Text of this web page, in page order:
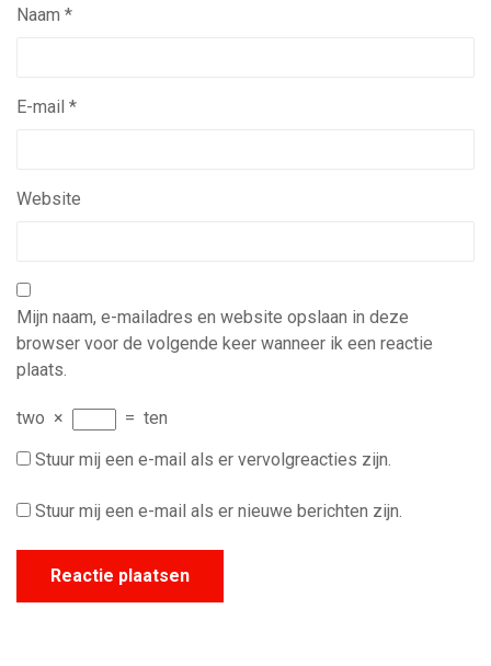
Naam *
E-mail *
Website
Mijn naam, e-mailadres en website opslaan in deze
browser voor de volgende keer wanneer ik een reactie
plaats.
two × = ten
Stuur mij een e-mail als er vervolgreacties zijn.
Stuur mij een e-mail als er nieuwe berichten zijn.